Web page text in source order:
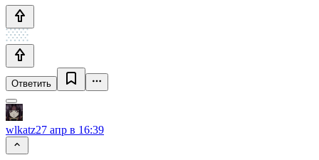
Ответить
wlkatz27 апр в 16:39